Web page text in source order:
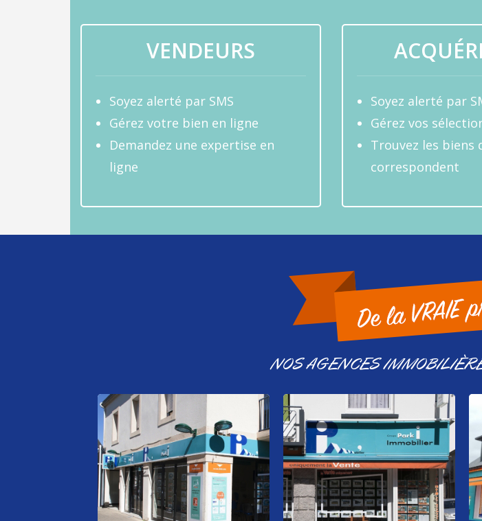
VENDEURS
Soyez alerté par SMS
Gérez votre bien en ligne
Demandez une expertise en
ligne
Soyez alerté par
Gérez vos
Trouvez les biens
correspondent
NOS AGENCES